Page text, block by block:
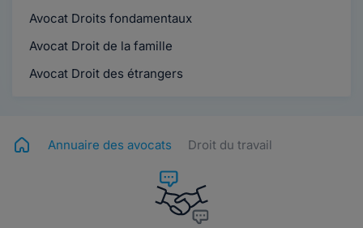
Avocat Droits fondamentaux
Avocat Droit de la famille
Avocat Droit des étrangers
Annuaire des avocats Droit du travail